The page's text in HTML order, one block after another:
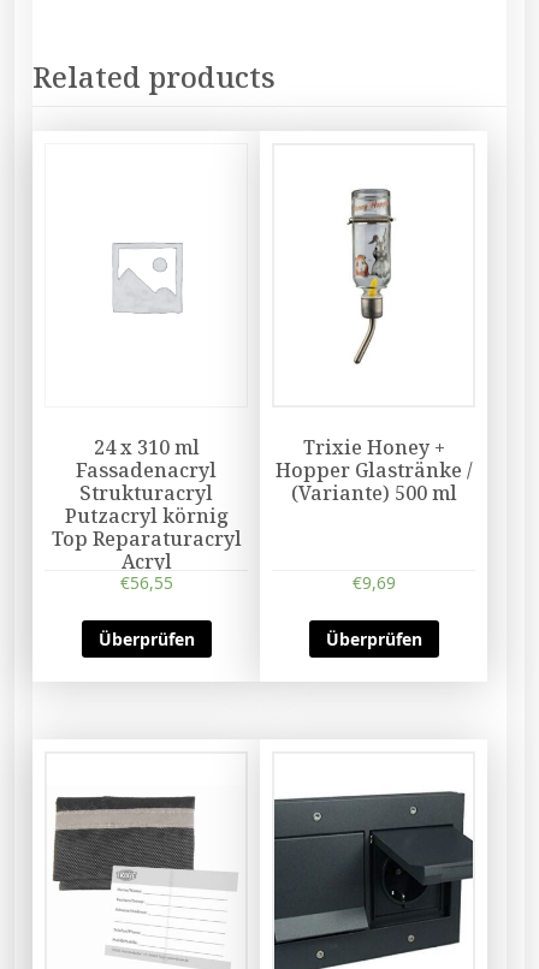
Related products
24 x 310 ml
Fassadenacryl
Strukturacryl
Putzacryl körnig
Top Reparaturacryl
Acryl
€56,55
Überprüfen
Trixie Honey +
Hopper Glastränke /
(Variante) 500 ml
€9,69
Überprüfen